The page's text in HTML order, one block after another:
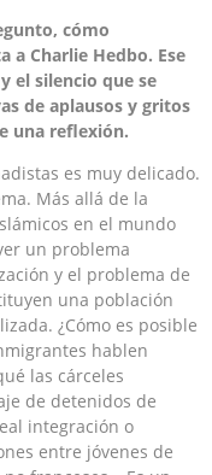
cómo
a Charlie Hedbo. Ese
el silencio que se
de aplausos y gritos
una reflexión.
es muy delicado.
Más allá de la
en el mundo
un problema
y el problema de
una población
¿Cómo es posible
hablen
las cárceles
de detenidos de
integración o
entre jóvenes de